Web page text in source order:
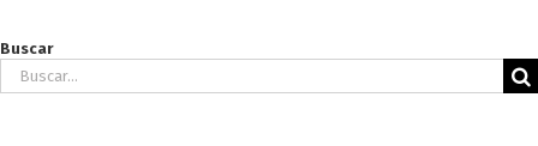
Buscar
Buscar: